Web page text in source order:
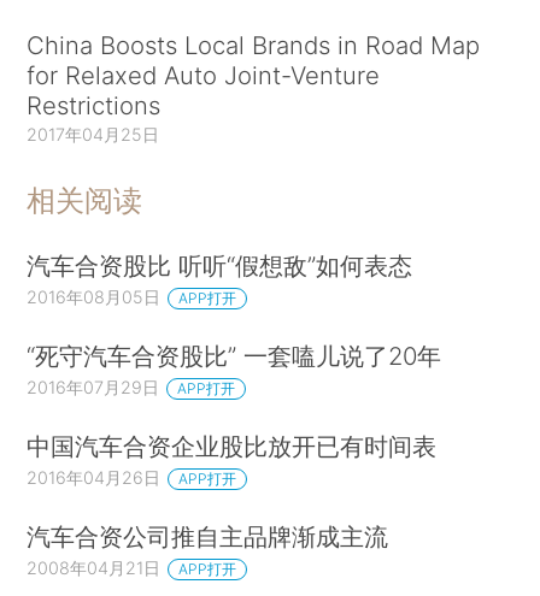
China Boosts Local Brands in Road Map
for Relaxed Auto Joint-Venture
Restrictions
2017年04月25日
相关阅读
汽车合资股比 听听“假想敌”如何表态
2016年08月05日 APP打开
“死守汽车合资股比” 一套嗑儿说了20年
2016年07月29日 APP打开
中国汽车合资企业股比放开已有时间表
2016年04月26日 APP打开
汽车合资公司推自主品牌渐成主流
2008年04月21日 APP打开